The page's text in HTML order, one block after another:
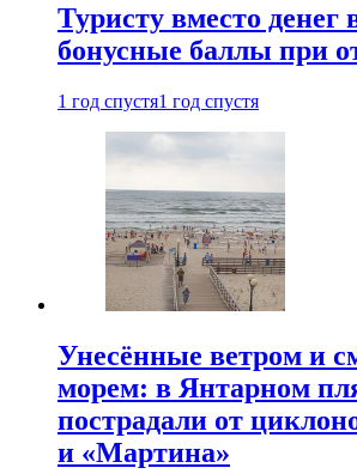
Туристу вместо денег
бонусные баллы при
1 год спустя1 год спустя
Унесённые ветром и
морем: в Янтарном
пострадали от
и «Мартина»